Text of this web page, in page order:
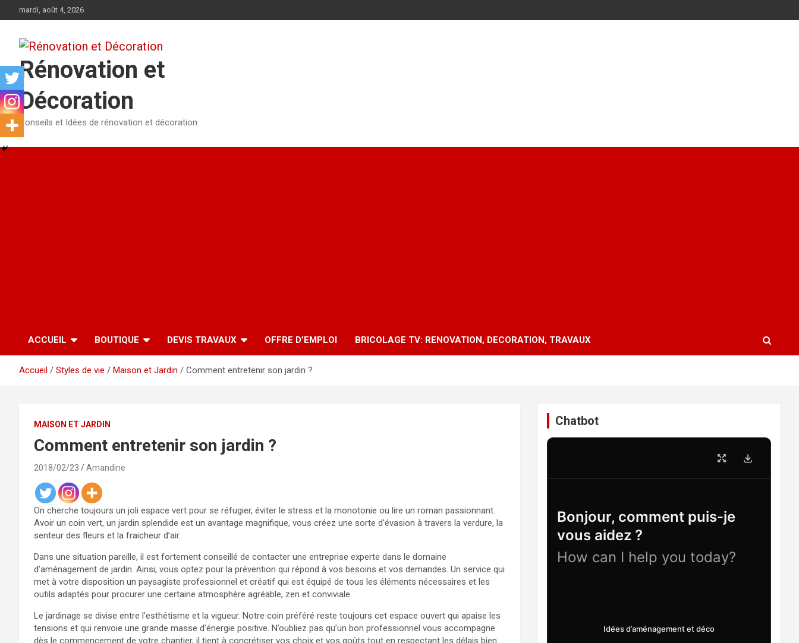
au
mardi, août 4, 2026
Rénovation et
Décoration
Conseils et Idées de rénovation et décoration
ACCUEIL BOUTIQUE DEVIS TRAVAUX OFFRE D’EMPLOI BRICOLAGE TV: RENOVATION, DECORATION, TRAVAUX
Accueil Styles de vie Maison et Jardin Comment entretenir son jardin ?
MAISON ET JARDIN
Comment entretenir son jardin ?
2018/02/23 Amandine
On cherche toujours un joli espace vert pour se réfugier, éviter le stress et la monotonie ou lire un roman passionnant.
Avoir un coin vert, un jardin splendide est un avantage magnifique, vous créez une sorte d’évasion à travers la verdure, la
senteur des fleurs et la fraicheur d’air.
Dans une situation pareille, il est fortement conseillé de contacter une entreprise experte dans le domaine
d’aménagement de jardin. Ainsi, vous optez pour la prévention qui répond à vos besoins et vos demandes. Un service qui
met à votre disposition un paysagiste professionnel et créatif qui est équipé de tous les éléments nécessaires et les
outils adaptés pour procurer une certaine atmosphère agréable, zen et conviviale.
Le jardinage se divise entre l’esthétisme et la vigueur. Notre coin préféré reste toujours cet espace ouvert qui apaise les
tensions et qui renvoie une grande masse d’énergie positive. N’oubliez pas qu’un bon professionnel vous accompagne
dès le commencement de votre chantier, il tient à concrétiser vos choix et vos goûts tout en respectant les délais bien
Chatbot
Bonjour, comment puis-je
vous aidez ?
How can I help you today?
Idées d’aménagement et déco